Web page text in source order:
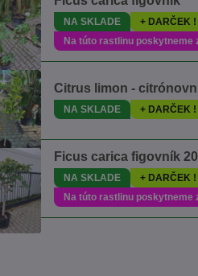
NA SKLADE + DARČEK !
Na túto rastlinu poskytneme
Citrus limon -
NA SKLADE + DARČEK !
Ficus carica figovník
NA SKLADE + DARČEK !
Na túto rastlinu poskytneme